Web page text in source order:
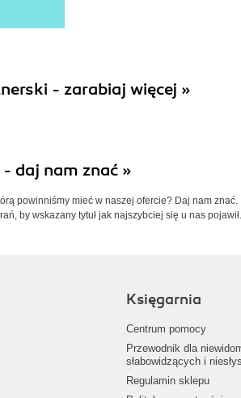
- zarabiaj więcej »
daj nam znać »
powinniśmy mieć w naszej ofercie? Daj nam znać.
by wskazany tytuł jak najszybciej się u nas pojawił.
Księgarnia
Centrum pomocy
Przewodnik dla
słabowidzących i
Regulamin sklepu